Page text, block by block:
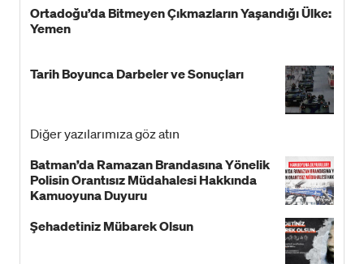
Ortadoğu’da Bitmeyen Çıkmazların Yaşandığı Ülke:
Yemen
Tarih Boyunca Darbeler ve Sonuçları
Diğer yazılarımıza göz atın
Batman’da Ramazan Brandasına Yönelik
Polisin Orantısız Müdahalesi Hakkında
Kamuoyuna Duyuru
Şehadetiniz Mübarek Olsun